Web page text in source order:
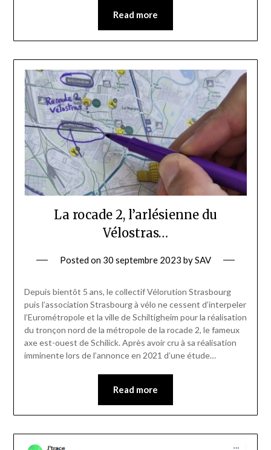
Read more
La rocade 2, l’arlésienne du
Vélostras…
Posted on 30 septembre 2023 bySAV
Depuis bientôt 5 ans, le collectif Vélorution Strasbourg
puis l’association Strasbourg à vélo ne cessent d’interpeler
l’Eurométropole et la ville de Schiltigheim pour la réalisation
du tronçon nord de la métropole de la rocade 2, le fameux
axe est-ouest de Schilick. Après avoir cru à sa réalisation
imminente lors de l’annonce en 2021 d’une étude…
Read more